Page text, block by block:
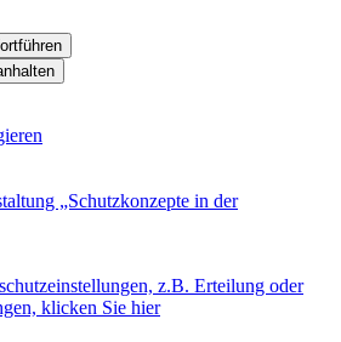
„Schutzkonzepte in der
z.B. Erteilung oder
klicken Sie hier